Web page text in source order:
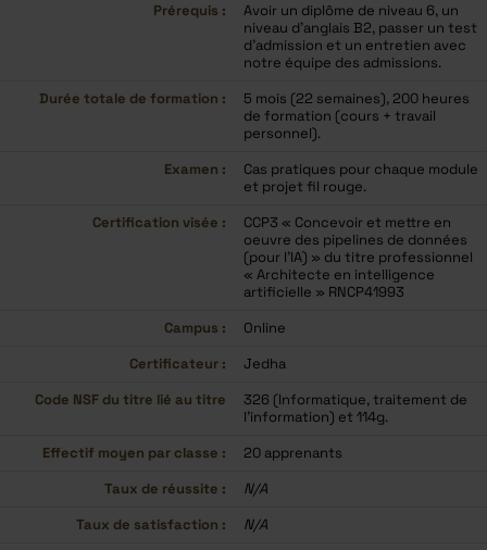
Prérequis :
Avoir un diplôme de niveau 6, un
niveau d’anglais B2, passer un test
d’admission et un entretien avec
notre équipe des admissions.
Durée totale de formation :
5 mois (22 semaines), 200 heures
de formation (cours + travail
personnel).
Examen :
Cas pratiques pour chaque module
et projet fil rouge.
Certification visée :
CCP3 « Concevoir et mettre en
oeuvre des pipelines de données
(pour l’IA) » du titre professionnel
« Architecte en intelligence
artificielle » RNCP41993
Campus :
Online
Certificateur :
Jedha
Code NSF du titre lié au titre
326 (Informatique, traitement de
l’information) et 114g.
Effectif moyen par classe :
20 apprenants
Taux de réussite :
N/A
Taux de satisfaction :
N/A